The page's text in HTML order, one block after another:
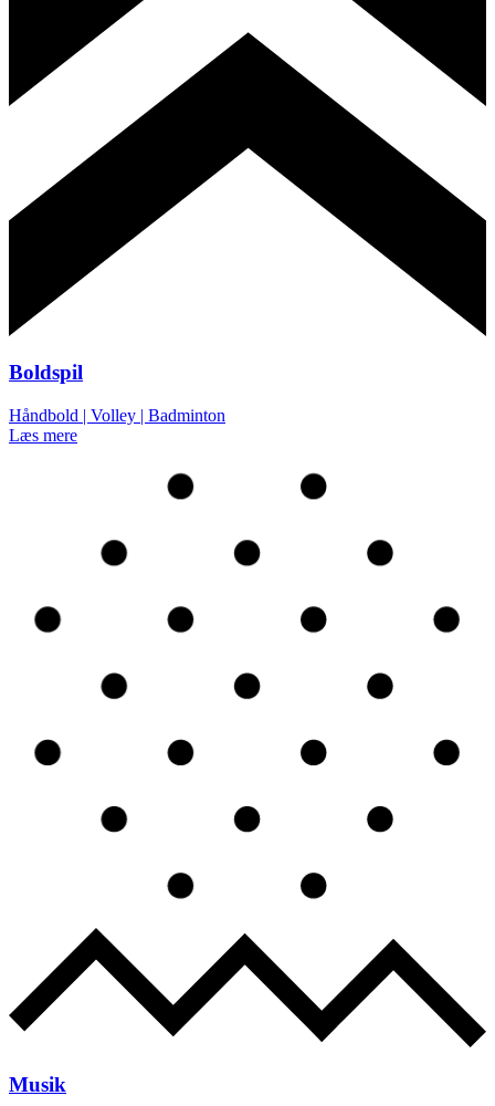
Boldspil
Håndbold | Volley | Badminton
Læs mere
Musik